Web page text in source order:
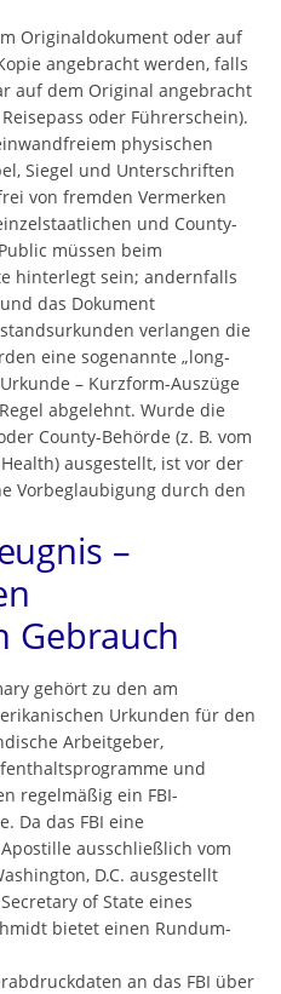
Originaldokument oder auf
angebracht werden, falls
auf dem Original angebracht
oder Führerschein).
physischen
Siegel und Unterschriften
von fremden Vermerken
und County-
müssen beim
hinterlegt sein; andernfalls
das Dokument
verlangen die
eine sogenannte „long-
– Kurzform-Auszüge
abgelehnt. Wurde die
County-Behörde (z. B. vom
ausgestellt, ist vor der
Vorbeglaubigung durch den
–
Gebrauch
gehört zu den am
Urkunden für den
Arbeitgeber,
und
regelmäßig ein FBI-
Da das FBI eine
ausschließlich vom
D.C. ausgestellt
of State eines
bietet einen Rundum-
an das FBI über